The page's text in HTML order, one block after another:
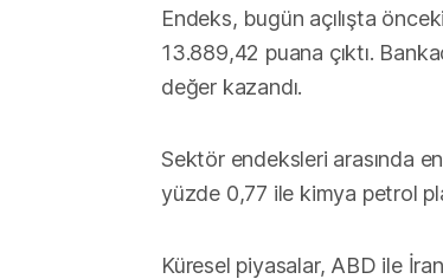
Endeks, bugün açılışta
13.889,42 puana çıktı.
değer kazandı.
Sektör endeksleri arasında
yüzde 0,77 ile kimya petrol
Küresel piyasalar, ABD ile